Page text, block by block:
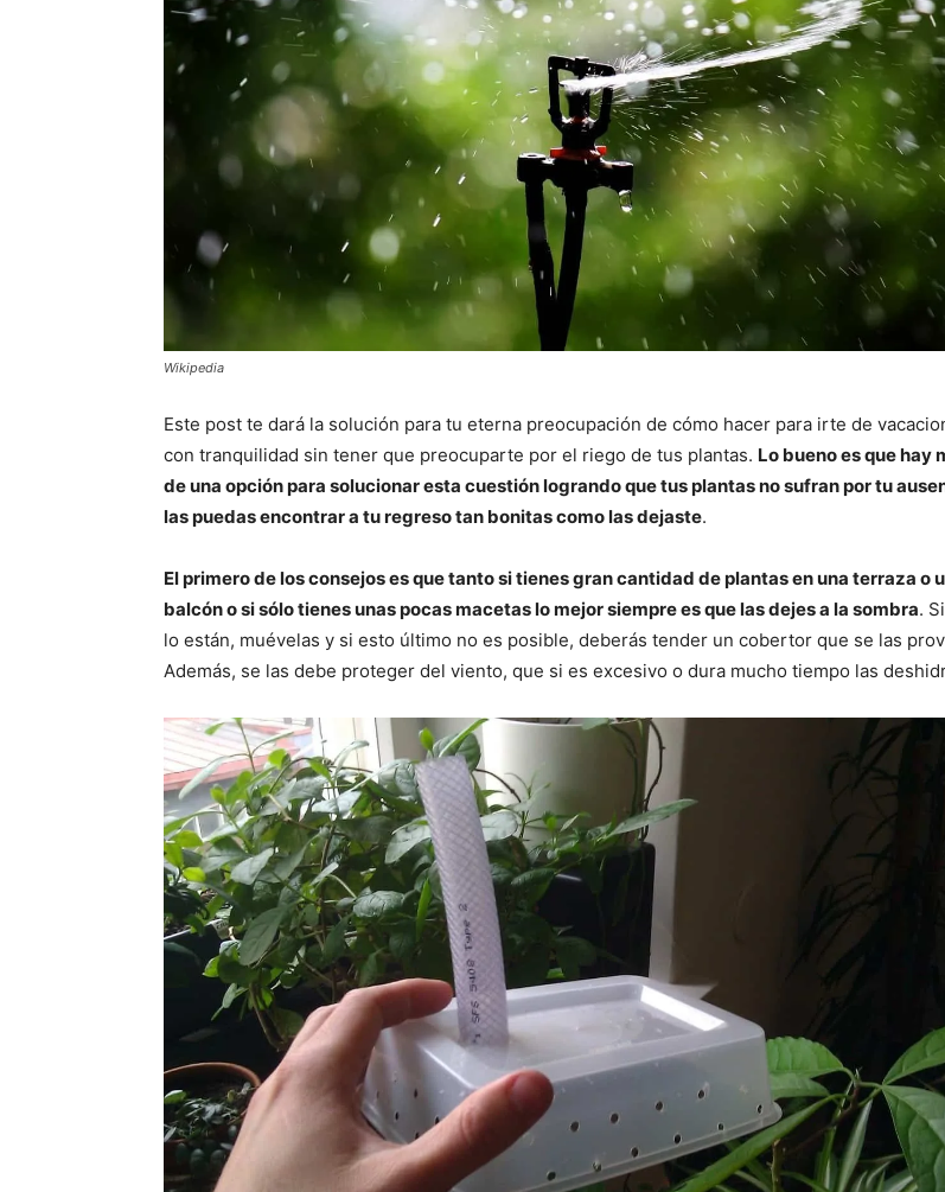
Wikipedia
Este post te dará la solución para tu eterna preocupación de cómo hacer para irte de
con tranquilidad sin tener que preocuparte por el riego de tus plantas. Lo bueno es que hay
de una opción para solucionar esta cuestión logrando que tus plantas no sufran por tu
las puedas encontrar a tu regreso tan bonitas como las dejaste.
El primero de los consejos es que tanto si tienes gran cantidad de plantas en una terraza o
balcón o si sólo tienes unas pocas macetas lo mejor siempre es que las dejes a la sombra.
lo están, muévelas y si esto último no es posible, deberás tender un cobertor que se las
Además, se las debe proteger del viento, que si es excesivo o dura mucho tiempo las